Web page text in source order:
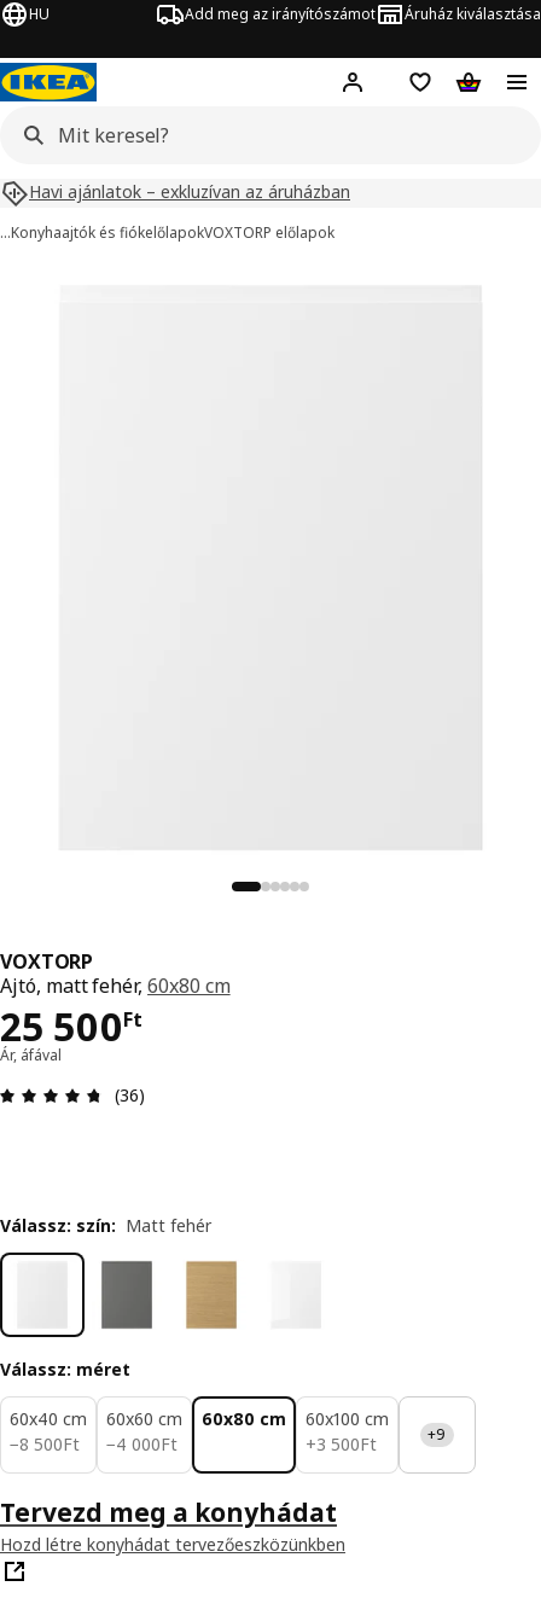
HU Add meg az irányítószámot Áruház kiválasztása
Hej! Bejelentkezés
Bevásárlólista
Kosár
Havi ajánlatok – exkluzívan az áruházban
…Konyhaajtók és fiókelőlapokVOXTORP előlapok
VOXTORP
Ajtó, matt fehér,60x80 cm
25 500Ft
Ár 25500Ft
Ár, áfával
Értékelés: 4.7 / 5 csillagok. Összes vélemény: 36
(36)
Válassz: szín: Matt fehér
Válassz: méret
60x40 cm
−8 500Ft
8500Ft
60x60 cm
−4 000Ft
4000Ft
60x80 cm
60x100 cm
+3 500Ft
3500Ft +9
Tervezd meg a konyhádat
Hozd létre konyhádat tervezőeszközünkben